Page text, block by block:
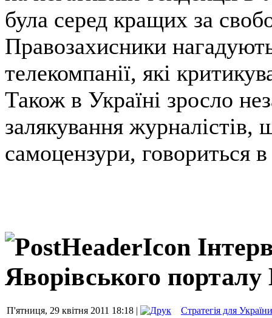
була серед кращих за
Правозахисники
телекомпанії, які
Також в Україні зросло
залякування журналістів,
самоцензури, говориться
Яворівського
П'ятниця, 29 квітня 2011 18:18 | Стратегія для України